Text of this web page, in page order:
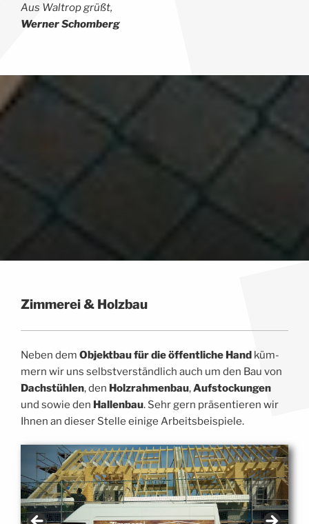
Aus Wal­trop grüßt,
Wer­ner Schomberg
Zim­me­rei & Holzbau
Neben dem Objekt­bau für die öffent­li­che Hand küm­
mern wir uns selbst­ver­ständ­lich auch um den Bau von
Dach­stüh­len, den Holz­rah­men­bau,Auf­sto­ckun­gen
und sowie den Hal­len­bau. Sehr gern prä­sen­tie­ren wir
Ihnen an die­ser Stel­le eini­ge Arbeitsbeispiele.